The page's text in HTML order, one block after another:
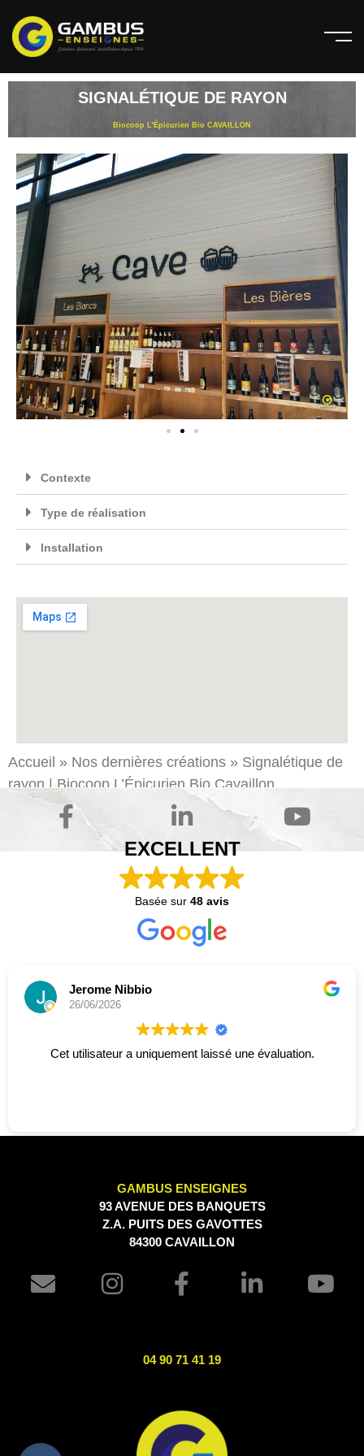
SIGNALÉTIQUE DE RAYON​
Biocoop L'Épicurien Bio CAVAILLON
Contexte
Type de réalisation
Installation
Accueil » Nos dernières créations » Signalétique de
rayon | Biocoop L’Épicurien Bio Cavaillon
EXCELLENT
Basée sur 48 avis
Jerome Nibbio
26/06/2026
Cet utilisateur a uniquement laissé une évaluation.
GAMBUS ENSEIGNES
93 AVENUE DES BANQUETS
Z.A. PUITS DES GAVOTTES
84300 CAVAILLON
04 90 71 41 19